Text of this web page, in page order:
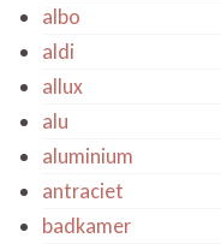
albo
aldi
allux
alu
aluminium
antraciet
badkamer